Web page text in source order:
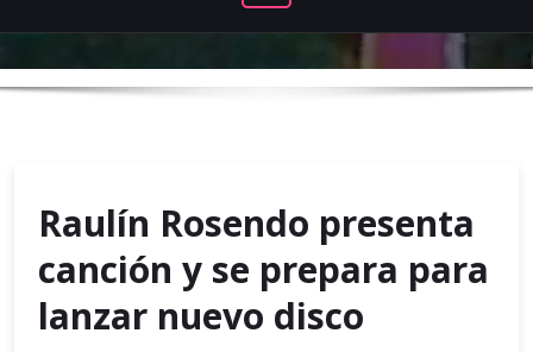
Raulín Rosendo presenta
canción y se prepara para
lanzar nuevo disco